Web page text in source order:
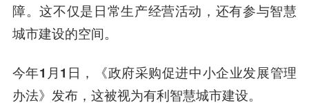
障。这不仅是日常生产经营活动，还有参与智慧
城市建设的空间。
今年1月1日，《政府采购促进中小企业发展管理
办法》发布，这被视为有利智慧城市建设。